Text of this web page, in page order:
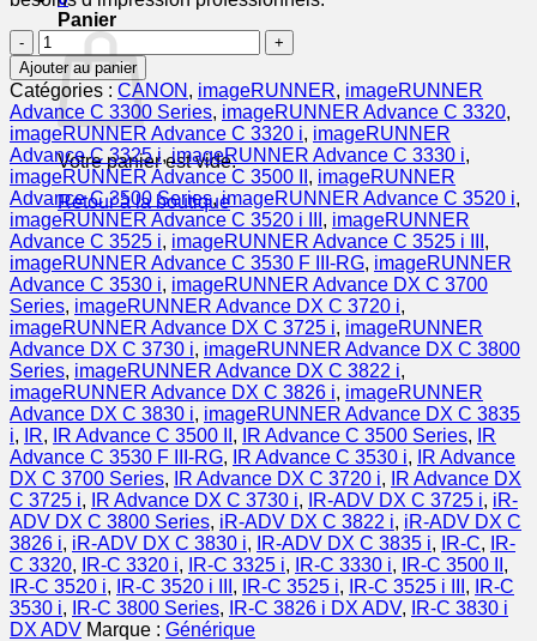
Panier
Votre panier est vide.
Retour à la boutique
quantité
de
8528B003
/
C-
EXV
49
-
photoconducteur
compatible
Canon
Ajouter au panier
Catégories : CANON , imageRUNNER, imageRUNNER
Advance C 3300 Series, imageRUNNER Advance C 3320,
imageRUNNER Advance C 3320 i, imageRUNNER
Advance C 3325 i,imageRUNNER Advance C 3330 i,
imageRUNNER Advance C 3500 II , imageRUNNER
Advance C 3500 Series,imageRUNNER Advance C 3520 i,
imageRUNNER Advance C 3520 i III , imageRUNNER
Advance C 3525 i, imageRUNNER Advance C 3525 i III ,
imageRUNNER Advance C 3530 F III-RG, imageRUNNER
Advance C 3530 i, imageRUNNER Advance DX C 3700
Series, imageRUNNER Advance DX C 3720 i,
imageRUNNER Advance DX C 3725 i, imageRUNNER
Advance DX C 3730 i, imageRUNNER Advance DX C 3800
Series, imageRUNNER Advance DX C 3822 i,
imageRUNNER Advance DX C 3826 i, imageRUNNER
Advance DX C 3830 i, imageRUNNER Advance DX C 3835
i, IR, IR Advance C 3500 II , IR Advance C 3500 Series,
IR
Advance C 3530 F III-RG, IR Advance C 3530 i,
IR Advance
DX C 3700 Series, IR Advance DX C 3720 i,
IR Advance DX
C 3725 i, IR Advance DX C 3730 i, IR-ADV DX C 3725 i, iR-
ADV DX C 3800 Series, iR-ADV DX C 3822 i, iR-ADV DX C
3826 i, iR-ADV DX C 3830 i, IR-ADV DX C 3835 i, IR-C,
IR-
C 3320, IR-C 3320 i, IR-C 3325 i, IR-C 3330 i, IR-C 3500 II ,
IR-C 3520 i, IR-C 3520 i III , IR-C 3525 i, IR-C 3525 i III ,
IR-C
3530 i, IR-C 3800 Series, IR-C 3826 i DX ADV,
IR-C 3830 i
DX ADV Marque : Générique